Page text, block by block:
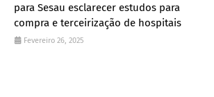
para Sesau esclarecer estudos para
compra e terceirização de hospitais
Fevereiro 26, 2025